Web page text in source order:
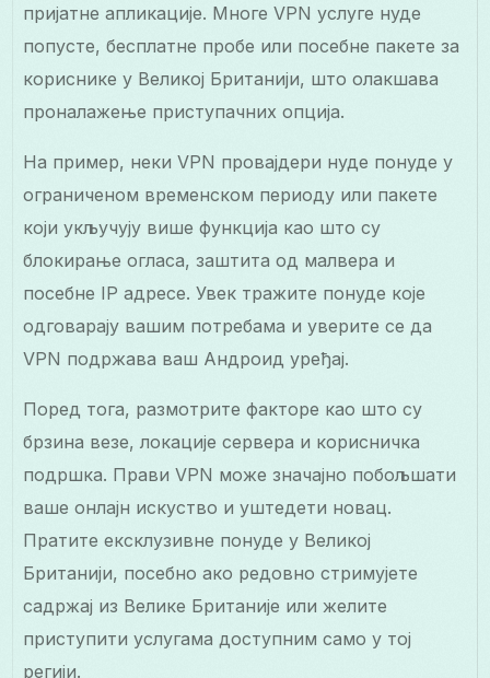
пријатне апликације. Многе VPN услуге нуде
попусте, бесплатне пробе или посебне пакете за
кориснике у Великој Британији, што олакшава
проналажење приступачних опција.
На пример, неки VPN провајдери нуде понуде у
ограниченом временском периоду или пакете
који укључују више функција као што су
блокирање огласа, заштита од малвера и
посебне IP адресе. Увек тражите понуде које
одговарају вашим потребама и уверите се да
VPN подржава ваш Андроид уређај.
Поред тога, размотрите факторе као што су
брзина везе, локације сервера и корисничка
подршка. Прави VPN може значајно побољшати
ваше онлајн искуство и уштедети новац.
Пратите ексклузивне понуде у Великој
Британији, посебно ако редовно стримујете
садржај из Велике Британије или желите
приступити услугама доступним само у тој
регији.